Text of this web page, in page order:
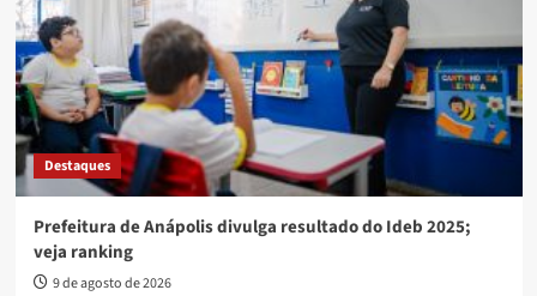
Destaques
Prefeitura de Anápolis divulga resultado do Ideb 2025;
veja ranking
9 de agosto de 2026